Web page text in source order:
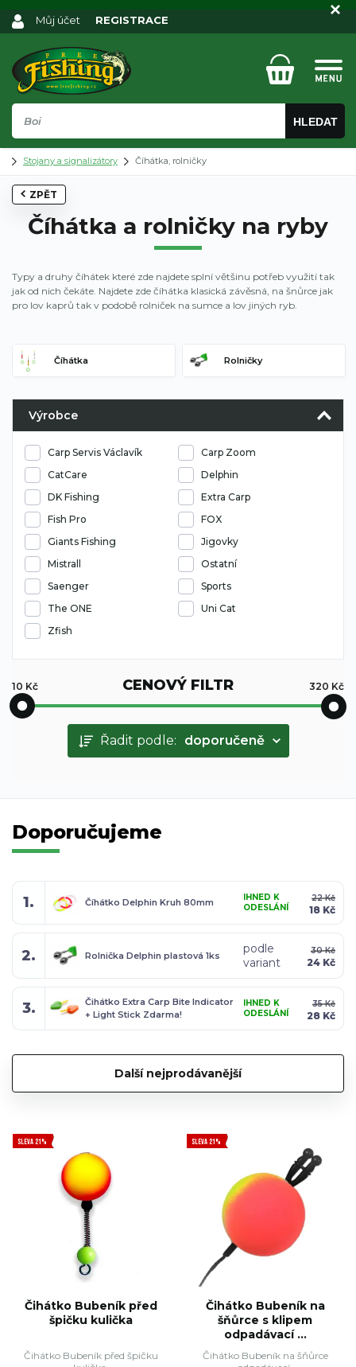
HLEDAT
Můj účet REGISTRACE
Stojany a signalizátory Číhátka, rolničky
ZPĚT
Číhátka a rolničky na ryby
Typy a druhy číhátek které zde najdete splní většinu potřeb využití tak
jak od nich čekáte. Najdete zde číhátka klasická závěsná, na šnůrce jak
pro lov kaprů tak v podobě rolniček na sumce a lov jiných ryb.
Číhátka Rolničky
Výrobce
Carp Servis Václavík
Carp Zoom
CatCare
Delphin
DK Fishing
Extra Carp
Fish Pro
FOX
Giants Fishing
Jigovky
Mistrall
Ostatní
Saenger
Sports
The ONE
Uni Cat
Zfish
CENOVÝ FILTR
10 Kč 320 Kč
Řadit podle: doporučeně
Doporučujeme
1. Číhátko Delphin Kruh 80mm
IHNED K
ODESLÁNÍ
22 Kč
18 Kč
2. Rolnička Delphin plastová 1ks
podle
variant
30 Kč
24 Kč
3.
Čihátko Extra Carp Bite Indicator
+ Light Stick Zdarma!
IHNED K
ODESLÁNÍ
35 Kč
28 Kč
Další nejprodávanější
SLEVA 21%
Čihátko Bubeník před
špičku kulička
Čihátko Bubeník před špičku
SLEVA 21%
Čihátko Bubeník na
šňůrce s klipem
odpadávací ...
Čihátko Bubeník na šňůrce